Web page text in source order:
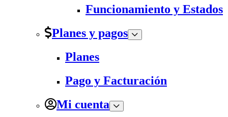
Funcionamiento y Estados
Planes y pagos
Planes
Pago y Facturación
Mi cuenta